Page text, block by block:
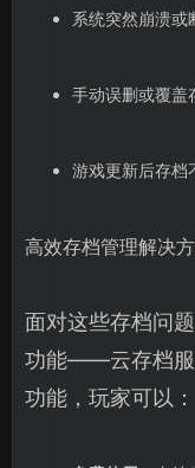
系统突然崩溃或
手动误删或覆盖
游戏更新后存档
高效存档管理解决
面对这些存档问
功能——云存档服
功能，玩家可以：